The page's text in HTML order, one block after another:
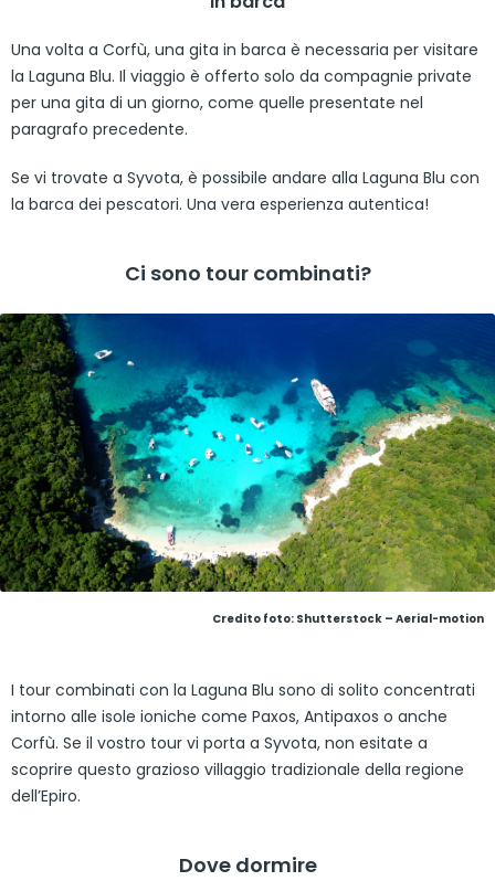
Una volta a Corfù, una gita in barca è necessaria per visitare
la Laguna Blu. Il viaggio è offerto solo da compagnie private
per una gita di un giorno, come quelle presentate nel
paragrafo precedente.
Se vi trovate a Syvota, è possibile andare alla Laguna Blu con
la barca dei pescatori. Una vera esperienza autentica!
Ci sono tour combinati?
Credito foto: Shutterstock – Aerial-motion
I tour combinati con la Laguna Blu sono di solito concentrati
intorno alle isole ioniche come Paxos, Antipaxos o anche
Corfù. Se il vostro tour vi porta a Syvota, non esitate a
scoprire questo grazioso villaggio tradizionale della regione
dell’Epiro.
Dove dormire